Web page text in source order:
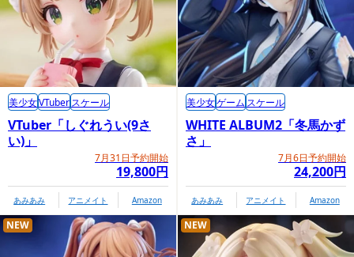
VTuber「しぐれうい(9さ
い)」
7月31日予約開始
19,800円
美少女VTuberスケール
あみあみ アニメイト Amazon
WHITE ALBUM2「冬馬かず
さ」
7月6日予約開始
24,200円
美少女ゲーム スケール
あみあみ アニメイト Amazon
NEW NEW